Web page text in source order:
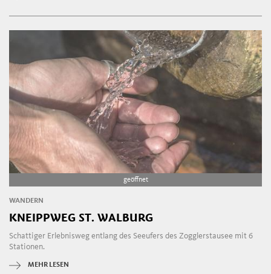
geöffnet
WANDERN
KNEIPPWEG ST. WALBURG
Schattiger Erlebnisweg entlang des Seeufers des Zogglerstausee mit 6
Stationen.
MEHR LESEN